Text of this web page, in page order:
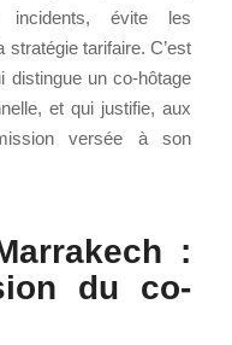
incidents, évite les
stratégie tarifaire. C’est
distingue un co-hôtage
et qui justifie, aux
versée à son
:
du co-